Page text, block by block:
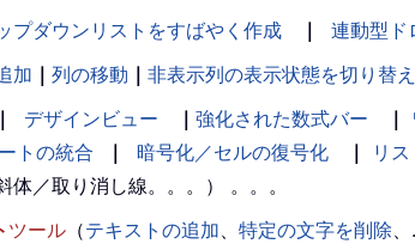
プダウンリストをすばやく作成 ｜ 連動型ド
加 ｜ 列の移動 ｜ 非表示列の表示状態を切り替え
｜ デザインビュー ｜ 強化された数式バー ｜
トの統合 ｜ 暗号化／セルの復号化 ｜ リ
／取り消し線。。。） 。。。
ツール （テキストの追加、 特定の文字を削除、